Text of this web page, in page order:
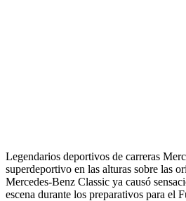
Legendarios deportivos de carreras
superdeportivo en las alturas sobre las
Mercedes-Benz Classic ya causó
escena durante los preparativos para el